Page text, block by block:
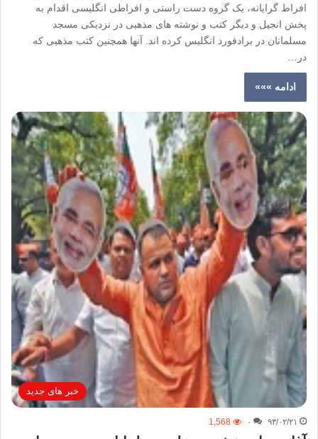
افراط گرایانه، یک گروه دست راستی و افراطی انگلیسی اقدام به
پخش انجیل و دیگر کتب و نوشته های مذهبی در نزدیکی مسجد
مسلمانان در برادفورد انگلیس کرده اند. آنها همچنین کتب مذهبی که
در…
ادامه »»»
خبر های جدید
۹۳/۰۲/۲۱ ۰ 1,568